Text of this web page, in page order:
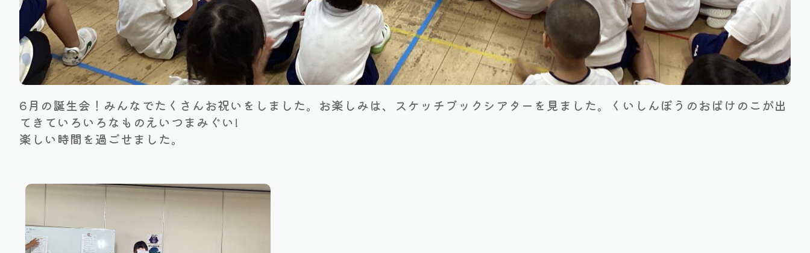
6月の誕生会！みんなでたくさんお祝いをしました。お楽しみは、スケッチブックシアターを見ました。くいしんぼうのおばけのこが出
てきていろいろなものえいつまみぐい!
楽しい時間を過ごせました。